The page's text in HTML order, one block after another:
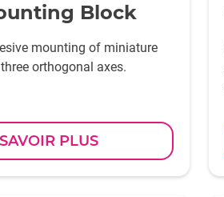
Block
mounting of miniature
orthogonal axes.
PLUS